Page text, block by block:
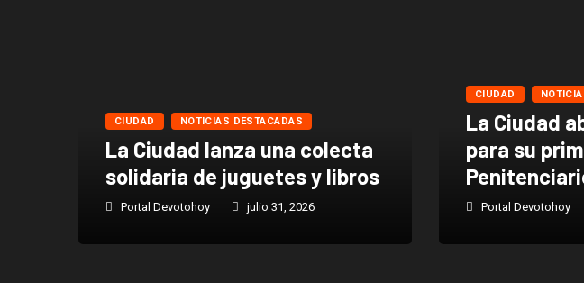
CIUDAD NOTICIAS DESTACADAS
La Ciudad lanza una colecta
solidaria de juguetes y libros
Portal Devotohoy julio 31, 2026
CIUDAD
La Ciudad
para su
Portal Devotohoy